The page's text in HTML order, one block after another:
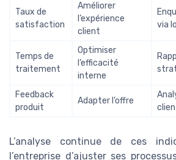
Taux de
satisfaction
Améliorer
l’expérience
client
via
Temps de
traitement
Optimiser
l’efficacité
interne
Feedback
produit
Adapter l’offre
L’analyse continue de ces
l’entreprise d’ajuster ses